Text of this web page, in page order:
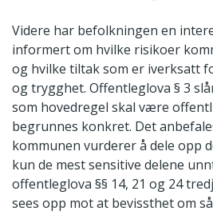
Videre har befolkningen en
informert om hvilke risikoer
og hvilke tiltak som er iverksatt
og trygghet. Offentleglova § 3
som hovedregel skal være
begrunnes konkret. Det
kommunen vurderer å dele opp
kun de mest sensitive delene
offentleglova §§ 14, 21 og 24
sees opp mot at bevissthet om